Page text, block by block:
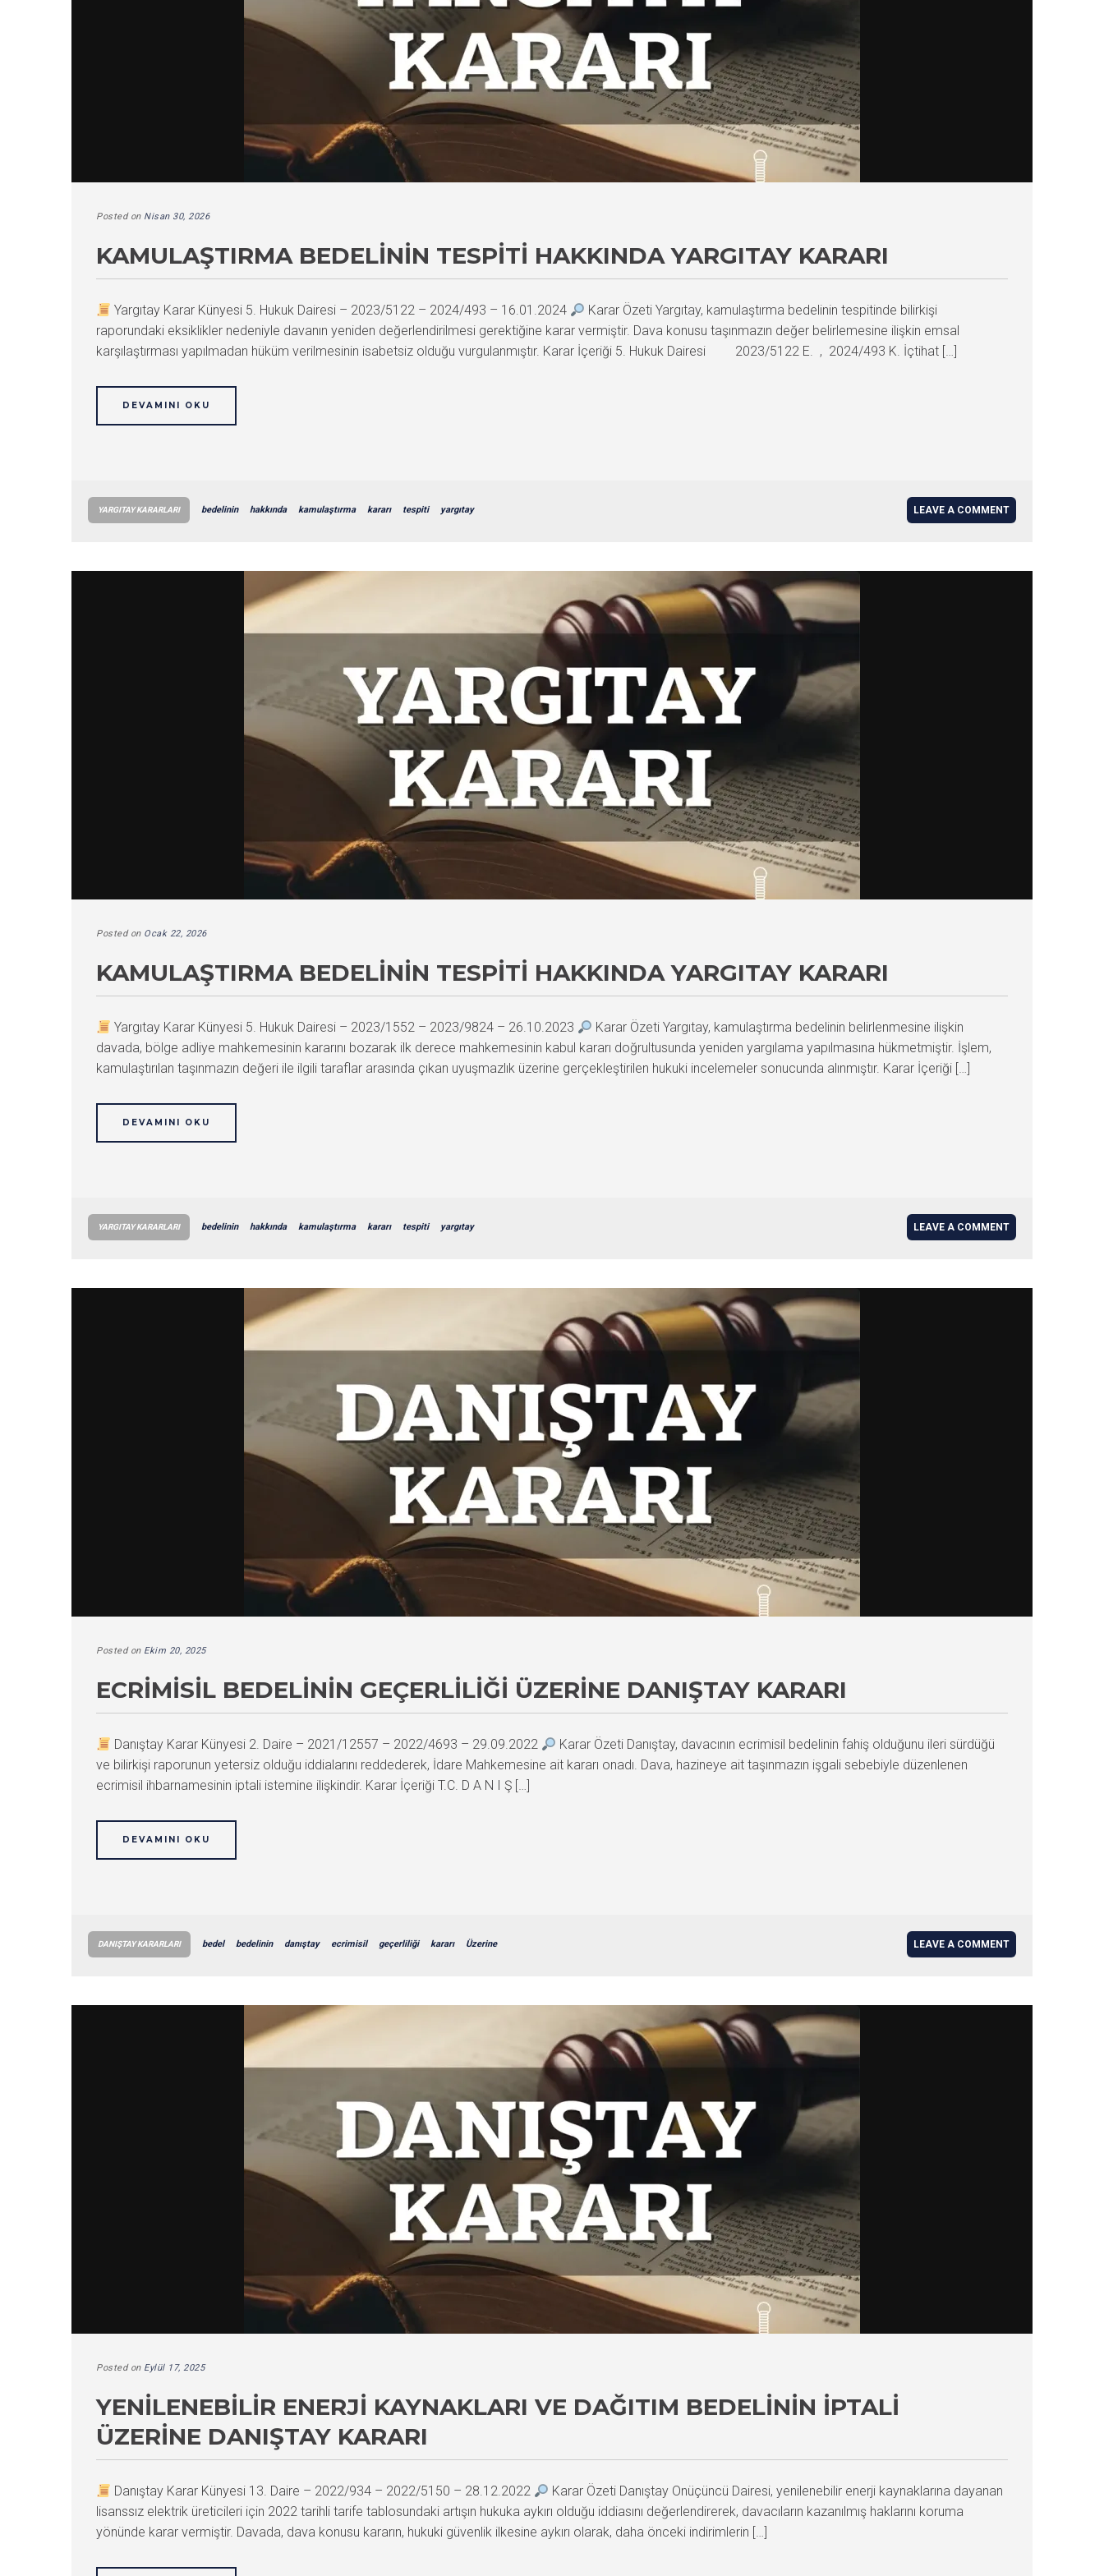
Posted on Nisan 30, 2026
KAMULAŞTIRMA BEDELININ TESPITI HAKKINDA YARGITAY KARARI
Yargıtay Karar Künyesi 5. Hukuk Dairesi – 2023/5122 – 2024/493 – 16.01.2024
Karar Özeti Yargıtay, kamulaştırma bedelinin tespitinde bilirkişi
raporundaki eksiklikler nedeniyle davanın yeniden değerlendirilmesi gerektiğine karar vermiştir. Dava konusu taşınmazın değer belirlemesine ilişkin emsal
karşılaştırması yapılmadan hüküm verilmesinin isabetsiz olduğu vurgulanmıştır. Karar İçeriği 5. Hukuk Dairesi 2023/5122 E. , 2024/493 K. İçtihat […]
DEVAMINI OKU
YARGITAY KARARLARI bedelinin hakkında kamulaştırma kararı tespiti yargıtay LEAVE A COMMENT
Posted on Ocak 22, 2026
KAMULAŞTIRMA BEDELININ TESPITI HAKKINDA YARGITAY KARARI
Yargıtay Karar Künyesi 5. Hukuk Dairesi – 2023/1552 – 2023/9824 – 26.10.2023
Karar Özeti Yargıtay, kamulaştırma bedelinin belirlenmesine ilişkin
davada, bölge adliye mahkemesinin kararını bozarak ilk derece mahkemesinin kabul kararı doğrultusunda yeniden yargılama yapılmasına hükmetmiştir. İşlem,
kamulaştırılan taşınmazın değeri ile ilgili taraflar arasında çıkan uyuşmazlık üzerine gerçekleştirilen hukuki incelemeler sonucunda alınmıştır. Karar İçeriği […]
DEVAMINI OKU
YARGITAY KARARLARI bedelinin hakkında kamulaştırma kararı tespiti yargıtay LEAVE A COMMENT
Posted on Ekim 20, 2025
ECRIMISIL BEDELININ GEÇERLILIĞI ÜZERINE DANIŞTAY KARARI
Danıştay Karar Künyesi 2. Daire – 2021/12557 – 2022/4693 – 29.09.2022
Karar Özeti Danıştay, davacının ecrimisil bedelinin fahiş olduğunu ileri sürdüğü
ve bilirkişi raporunun yetersiz olduğu iddialarını reddederek, İdare Mahkemesine ait kararı onadı. Dava, hazineye ait taşınmazın işgali sebebiyle düzenlenen
ecrimisil ihbarnamesinin iptali istemine ilişkindir. Karar İçeriği T.C. D A N I Ş […]
DEVAMINI OKU
DANIŞTAY KARARLARI bedel bedelinin danıştay ecrimisil geçerliliği kararı Üzerine LEAVE A COMMENT
Posted on Eylül 17, 2025
YENILENEBILIR ENERJI KAYNAKLARI VE DAĞITIM BEDELININ İPTALI
ÜZERINE DANIŞTAY KARARI
Danıştay Karar Künyesi 13. Daire – 2022/934 – 2022/5150 – 28.12.2022
Karar Özeti Danıştay Onüçüncü Dairesi, yenilenebilir enerji kaynaklarına dayanan
lisanssız elektrik üreticileri için 2022 tarihli tarife tablosundaki artışın hukuka aykırı olduğu iddiasını değerlendirerek, davacıların kazanılmış haklarını koruma
yönünde karar vermiştir. Davada, dava konusu kararın, hukuki güvenlik ilkesine aykırı olarak, daha önceki indirimlerin […]